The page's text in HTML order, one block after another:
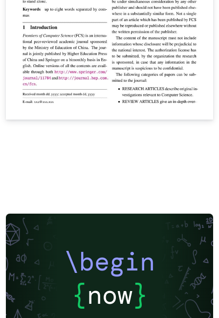
\begin
{now}